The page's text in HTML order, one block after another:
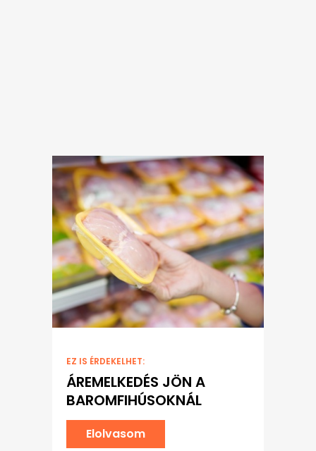
EZ IS ÉRDEKELHET:
ÁREMELKEDÉS JÖN A
BAROMFIHÚSOKNÁL
Elolvasom